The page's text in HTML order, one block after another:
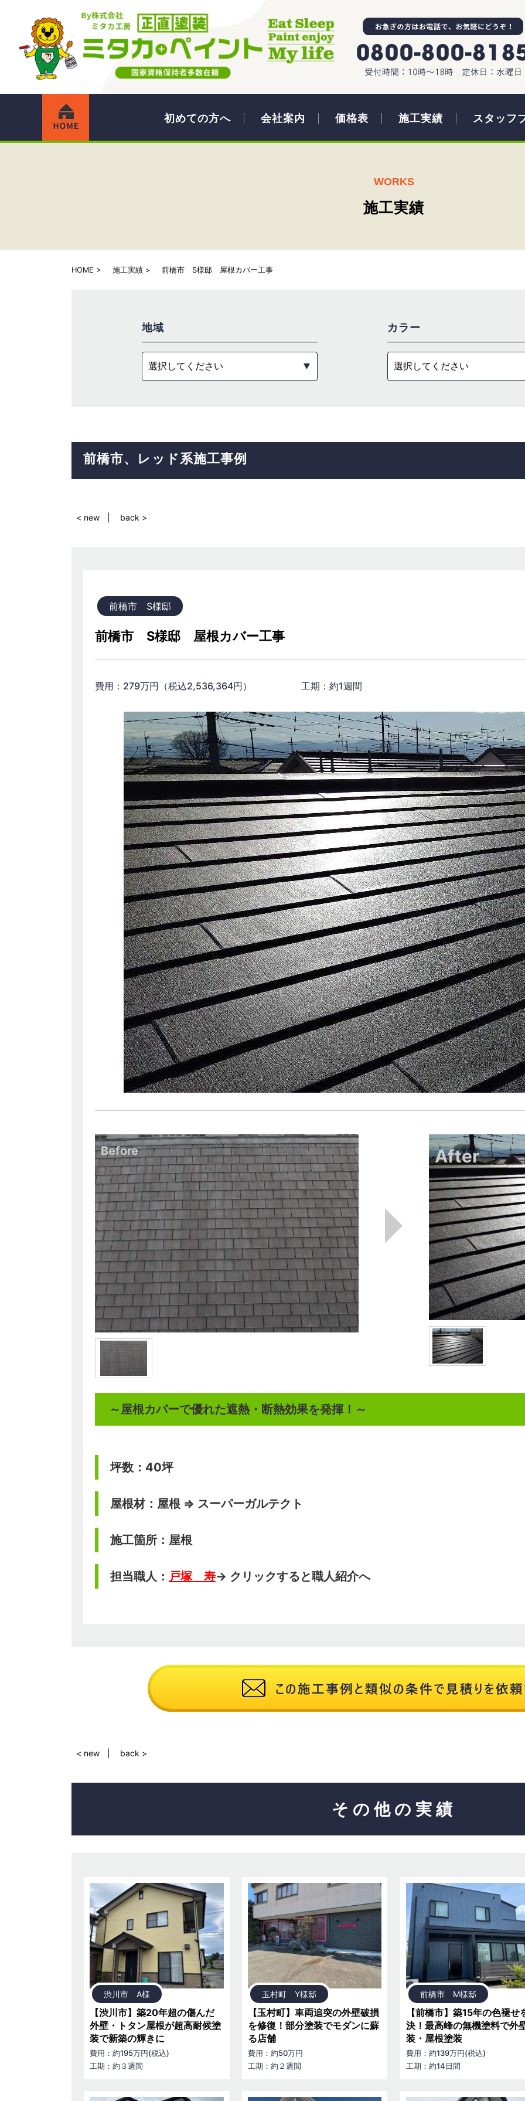
初めての方へ 会社案内 価格表 施工実績 スタッフ
WORKS
施工実績
HOME 施工実績 前橋市 S様邸 屋根カバー工事
地域
選択してください
カラー
選択してください
前橋市 レッド系施工事例
< new back >
前橋市 S様邸
前橋市 S様邸 屋根カバー工事
費用：279万円（税込2,536,364円） 工期：約1週間
～屋根カバーで優れた遮熱・断熱効果を発揮！ ～
坪数：40坪
屋根材：屋根 ⇒ スーパーガルテクト
施工箇所：屋根
担当職人： 戸塚 寿→ クリックすると職人紹介へ
< new back >
その他の実績
渋川市 A様
【渋川市】築20年超の傷んだ
外壁・トタン屋根が超高耐候塗
装で新築の輝きに
費用：約195万円(税込)
工期：約３週間
玉村町 Y様邸
【玉村町】車両追突の外壁破損
を修復！部分塗装でモダンに蘇
る店舗
費用：約50万円
工期：約２週間
前橋市 M様邸
【前橋市】築15年の色褪せ
決！最高峰の無機塗料で外
装・屋根塗装
費用：約139万円(税込)
工期：約14日間